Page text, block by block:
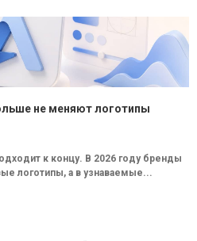
не меняют логотипы
к концу. В 2026 году бренды
логотипы, а в узнаваемые...